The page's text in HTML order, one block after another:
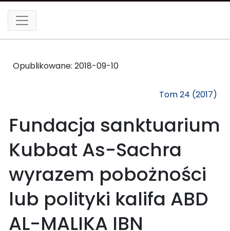
Opublikowane: 2018-09-10
Tom 24 (2017)
Fundacja sanktuarium
Kubbat As-Sachra
wyrazem pobożności
lub polityki kalifa ABD
AL-MALIKA IBN